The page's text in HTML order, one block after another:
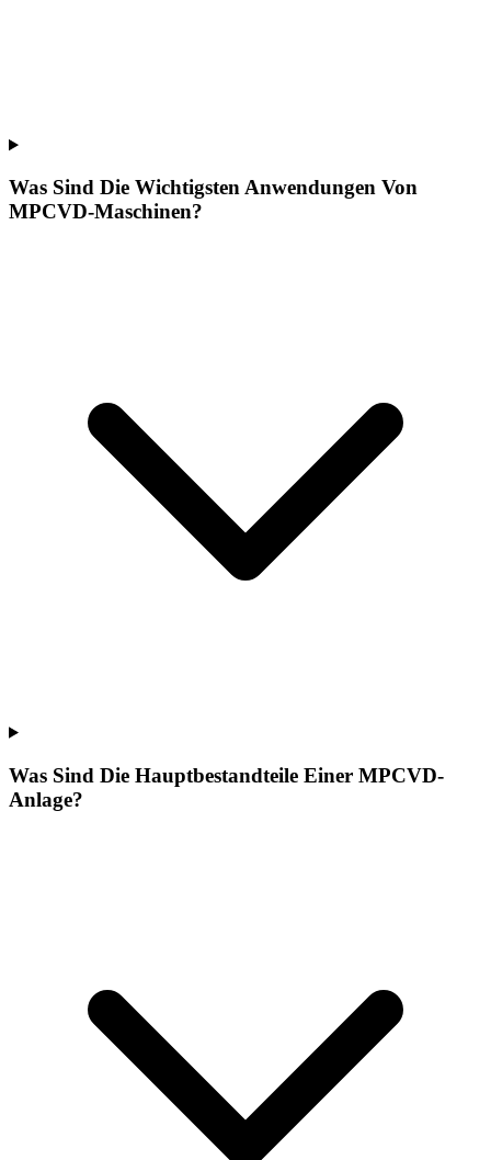
Was Sind Die Wichtigsten Anwendungen Von
MPCVD-Maschinen?
Was Sind Die Hauptbestandteile Einer MPCVD-
Anlage?